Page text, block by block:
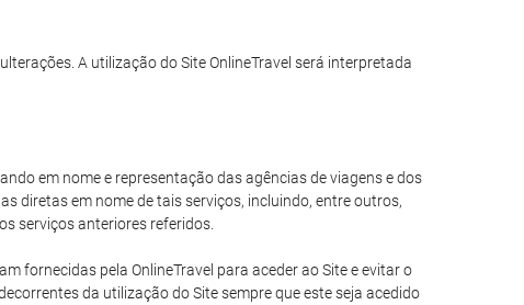
A utilização do Site OnlineTravel será interpretada
em nome e representação das agências de viagens e dos
diretas em nome de tais serviços, incluindo, entre outros,
serviços anteriores referidos.
fornecidas pela OnlineTravel para aceder ao Site e evitar o
da utilização do Site sempre que este seja acedido